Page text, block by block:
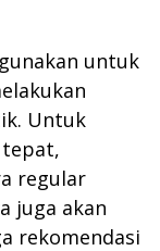
untuk
Untuk
tepat,
regular
juga akan
rekomendasi